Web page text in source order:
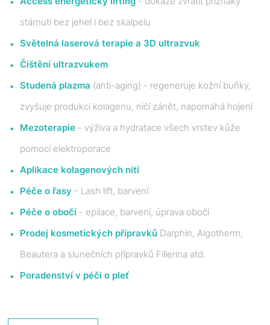
stárnutí bez jehel i bez skalpelu
Světelná laserová terapie a 3D ultrazvuk
Čištění ultrazvukem
Studená plazma (anti-aging) - regeneruje kožní buňky,
zvyšuje produkci kolagenu, ničí zánět, napomáhá hojení
Mezoterapie - výživa a hydratace všech vrstev kůže
pomocí elektroporace
Aplikace kolagenových nití
Péče o řasy - Lash lift, barvení
Péče o obočí - epilace, barvení, úprava obočí
Prodej kosmetických přípravků Darphin, Algotherm,
Beautera a slunečních přípravků Fillerina atd.
Poradenství v péči o pleť